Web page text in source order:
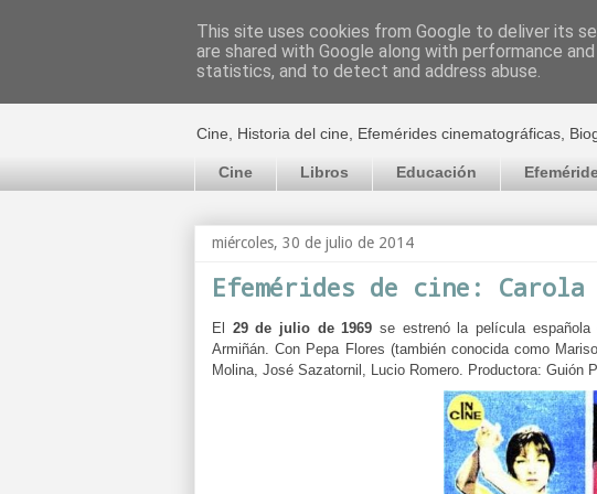
El cultural
Cine, Historia del cine, Efemérides cinematográficas,
Cine Libros Educación
miércoles, 30 de julio de 2014
Efemérides de cine:
El 29 de julio de 1969 se estrenó la película española
Armiñán. Con Pepa Flores (también conocida como
Molina, José Sazatornil, Lucio Romero.
Productora: Guión
This site uses cookies from Google to deliver its
are shared with Google along with performance
statistics, and to detect and address abuse.